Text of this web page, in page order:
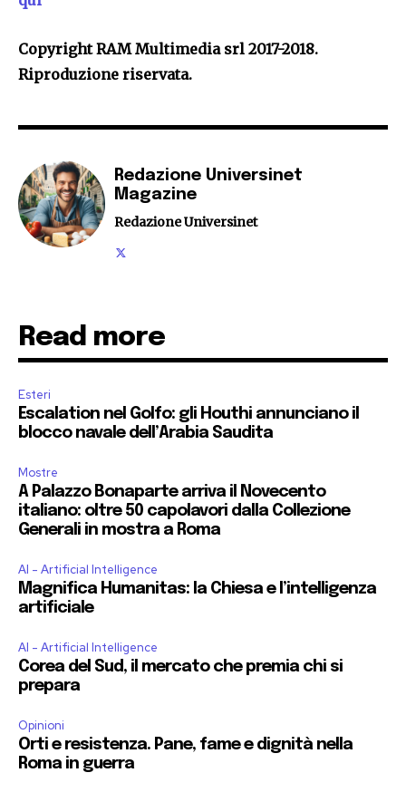
Copyright RAM Multimedia srl 2017-2018.
Riproduzione riservata.
Redazione Universinet
Magazine
Redazione Universinet
Read more
Esteri
Escalation nel Golfo: gli Houthi annunciano il
blocco navale dell’Arabia Saudita
Mostre
A Palazzo Bonaparte arriva il Novecento
italiano: oltre 50 capolavori dalla Collezione
Generali in mostra a Roma
AI - Artificial Intelligence
Magnifica Humanitas: la Chiesa e l’intelligenza
artificiale
AI - Artificial Intelligence
Corea del Sud, il mercato che premia chi si
prepara
Opinioni
Orti e resistenza. Pane, fame e dignità nella
Roma in guerra